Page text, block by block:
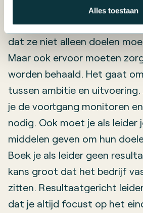
Alles toestaan
Leiders zijn uiteindelijk
de resultaten van het
dat ze niet alleen doelen
Maar ook ervoor moeten
worden behaald. Het gaat
tussen ambitie en
je de voortgang monitoren
nodig. Ook moet je als leider
middelen geven om hun
Boek je als leider geen
kans groot dat het bedrijf
zitten. Resultaatgericht
dat je altijd focust op het